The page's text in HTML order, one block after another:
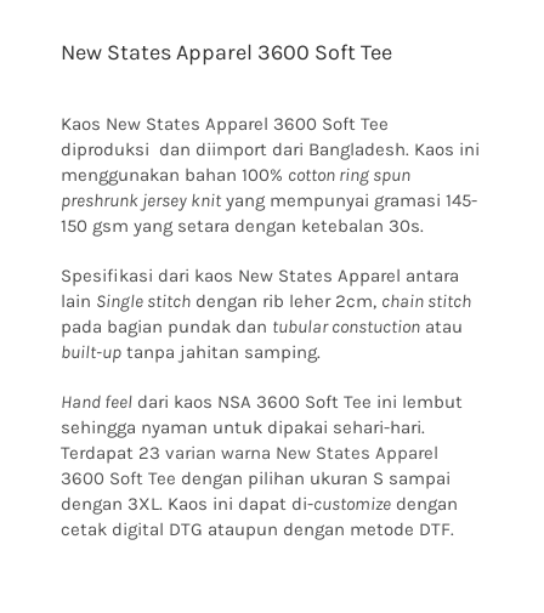
New States Apparel 3600 Soft Tee
Kaos New States Apparel 3600 Soft Tee
diproduksi dan diimport dari Bangladesh. Kaos ini
menggunakan bahan 100% cotton ring spun
preshrunk jersey knit yang mempunyai gramasi 145-
150 gsm yang setara dengan ketebalan 30s.
Spesifikasi dari kaos New States Apparel antara
lain Single stitch dengan rib leher 2cm, chain stitch
pada bagian pundak dan tubular constuction atau
built-up tanpa jahitan samping.
Hand feel dari kaos NSA 3600 Soft Tee ini lembut
sehingga nyaman untuk dipakai sehari-hari.
Terdapat 23 varian warna New States Apparel
3600 Soft Tee dengan pilihan ukuran S sampai
dengan 3XL. Kaos ini dapat di-customize dengan
cetak digital DTG ataupun dengan metode DTF.